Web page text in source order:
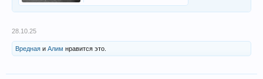
28.10.25
Вредная и Алим нравится это.